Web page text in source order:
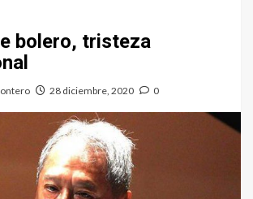
bolero, tristeza
28 diciembre, 2020 0